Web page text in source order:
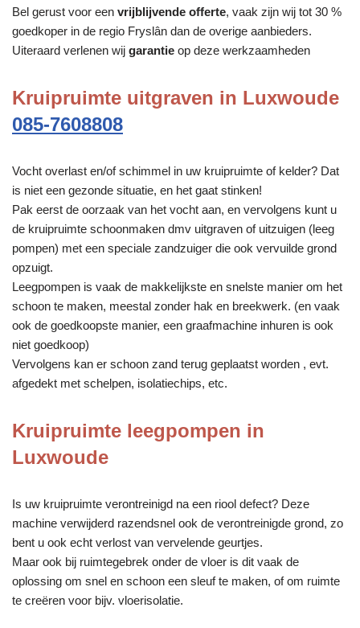
Bel gerust voor een vrijblijvende offerte, vaak zijn wij tot 30 %
goedkoper in de regio Fryslân dan de overige aanbieders.
Uiteraard verlenen wij garantie op deze werkzaamheden
Kruipruimte uitgraven in Luxwoude
085-7608808
Vocht overlast en/of schimmel in uw kruipruimte of kelder? Dat
is niet een gezonde situatie, en het gaat stinken!
Pak eerst de oorzaak van het vocht aan, en vervolgens kunt u
de kruipruimte schoonmaken dmv uitgraven of uitzuigen (leeg
pompen) met een speciale zandzuiger die ook vervuilde grond
opzuigt.
Leegpompen is vaak de makkelijkste en snelste manier om het
schoon te maken, meestal zonder hak en breekwerk. (en vaak
ook de goedkoopste manier, een graafmachine inhuren is ook
niet goedkoop)
Vervolgens kan er schoon zand terug geplaatst worden , evt.
afgedekt met schelpen, isolatiechips, etc.
Kruipruimte leegpompen in
Luxwoude
Is uw kruipruimte verontreinigd na een riool defect? Deze
machine verwijderd razendsnel ook de verontreinigde grond, zo
bent u ook echt verlost van vervelende geurtjes.
Maar ook bij ruimtegebrek onder de vloer is dit vaak de
oplossing om snel en schoon een sleuf te maken, of om ruimte
te creëren voor bijv. vloerisolatie.